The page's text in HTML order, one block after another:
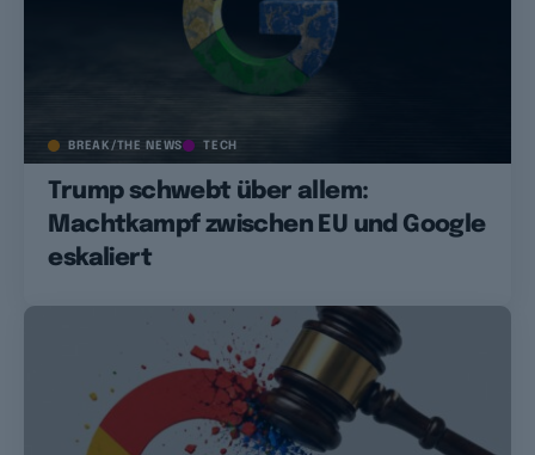
BREAK/THE NEWS TECH
Trump schwebt über allem:
Machtkampf zwischen EU und Google
eskaliert